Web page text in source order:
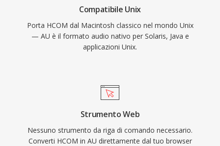
Compatibile Unix
Porta HCOM dal Macintosh classico nel mondo Unix
— AU è il formato audio nativo per Solaris, Java e
applicazioni Unix.
Strumento Web
Nessuno strumento da riga di comando necessario.
Converti HCOM in AU direttamente dal tuo browser